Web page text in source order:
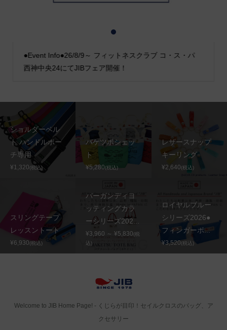
●Event Info●26/8/9～ フィットネスクラブ コ・ス・パ
西神中央24にてJIBフェア開催！
2
ショルダーベル
ト ハンドルポー
チ専用
¥1,320(税込)
バケツポシェッ
ト
¥5,280(税込)
レザースナップ
キーリング
¥2,640(税込)
スリングテープ
レッスントート
¥6,930(税込)
バーガンディヨ
ッティングカラ
ーシリーズ202...
¥3,960 ～ ¥5,830(税
込)
ロイヤルブルー
シリーズ2026●
フィンガーポ...
¥3,520(税込)
Welcome to JIB Home Page! ‐ くじらが目印！セイルクロスのバッグ、ア
クセサリー